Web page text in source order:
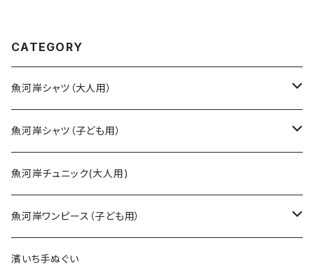
焼津 浜通り 港町
CATEGORY
魚河岸シャツ（大人用）
SSサイズ
Sサイズ
Mサイズ
Lサイズ
魚河岸シャツ（子ども用）
90cm
100cm
110cm
魚河岸チュニック(大人用)
魚河岸ワンピース（子ども用）
100cm
濱いち手ぬぐい